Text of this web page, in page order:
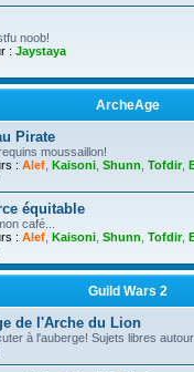
noob!
: Jaystaya
ArcheAge
Pirate
moussaillon!
: Alef Kaisoni Shunn Tofdir,
équitable
café...
: Alef Kaisoni Shunn Tofdir,
Guild Wars 2
de l'Arche du Lion
à l'auberge! Sujets libres